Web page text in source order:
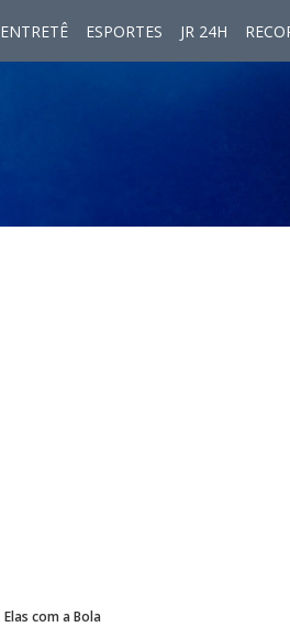
ENTRETÊ ESPORTES JR 24H
Elas com a Bola